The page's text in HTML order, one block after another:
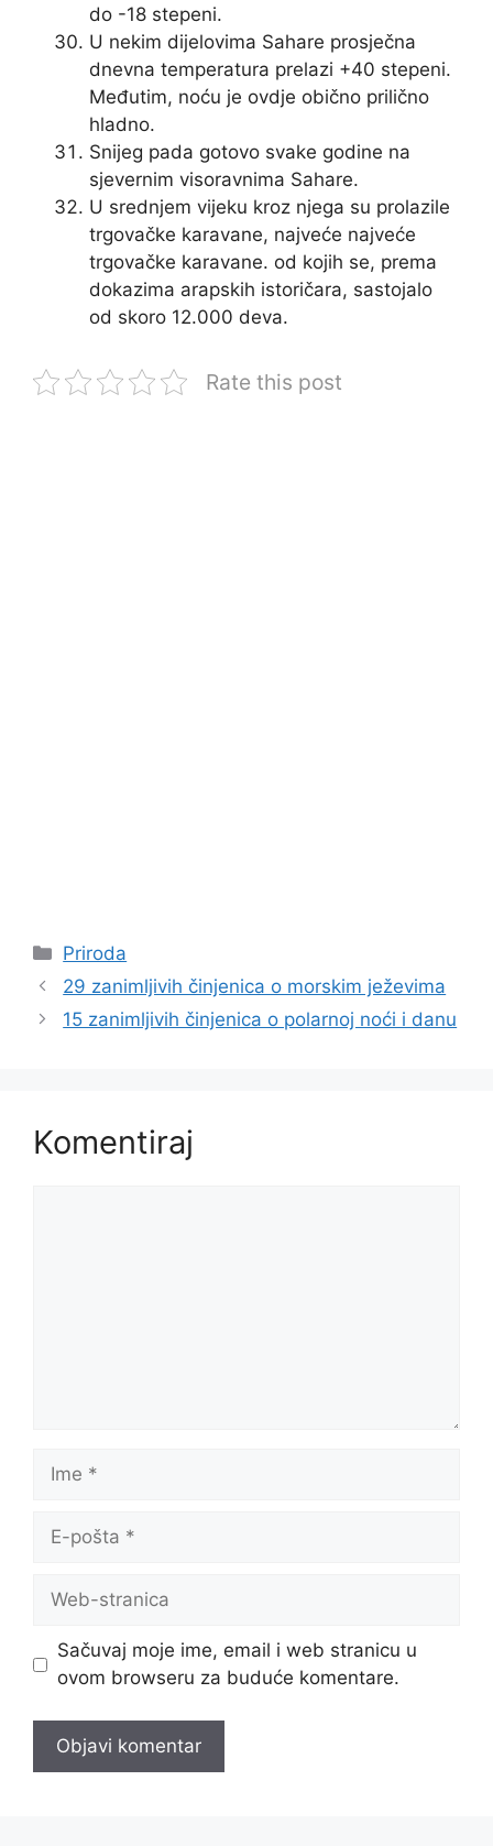
do -18 stepeni.
U nekim dijelovima Sahare prosječna
dnevna temperatura prelazi +40 stepeni.
Međutim, noću je ovdje obično prilično
hladno.
Snijeg pada gotovo svake godine na
sjevernim visoravnima Sahare.
U srednjem vijeku kroz njega su prolazile
trgovačke karavane, najveće najveće
trgovačke karavane. od kojih se, prema
dokazima arapskih istoričara, sastojalo
od skoro 12.000 deva.
Rate this post
Kategorije
Priroda
29 zanimljivih činjenica o morskim ježevima
15 zanimljivih činjenica o polarnoj noći i danu
Komentiraj
Ime
pošta
Web-
Sačuvaj moje ime, email i web stranicu u
ovom browseru za buduće komentare.